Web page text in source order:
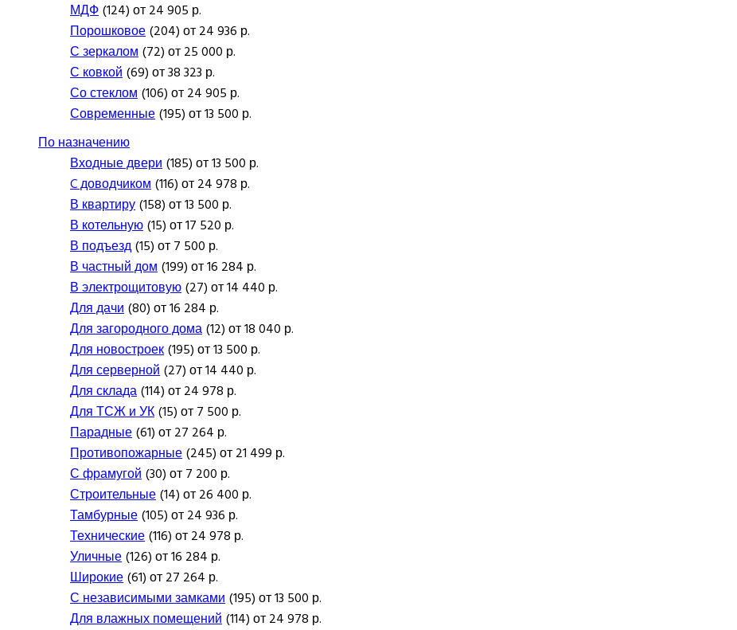
МДФ(124) от 24 905 р.
Порошковое(204) от 24 936 р.
С зеркалом(72) от 25 000 р.
С ковкой(69) от 38 323 р.
Со стеклом(106) от 24 905 р.
Современные(195) от 13 500 р.
По назначению
Входные двери(185) от 13 500 р.
C доводчиком(116) от 24 978 р.
В квартиру(158) от 13 500 р.
В котельную(15) от 17 520 р.
В подъезд(15) от 7 500 р.
В частный дом(199) от 16 284 р.
В электрощитовую(27) от 14 440 р.
Для дачи(80) от 16 284 р.
Для загородного дома(12) от 18 040 р.
Для новостроек(195) от 13 500 р.
Для серверной(27) от 14 440 р.
Для склада(114) от 24 978 р.
Для ТСЖ и УК(15) от 7 500 р.
Парадные(61) от 27 264 р.
Противопожарные(245) от 21 499 р.
С фрамугой(30) от 7 200 р.
Строительные(14) от 26 400 р.
Тамбурные(105) от 24 936 р.
Технические(116) от 24 978 р.
Уличные(126) от 16 284 р.
Широкие(61) от 27 264 р.
С независимыми замками(195) от 13 500 р.
Для влажных помещений(114) от 24 978 р.